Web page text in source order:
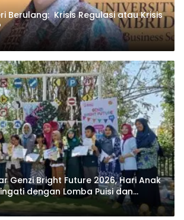
Berulang: Krisis Regulasi atau Krisis
Genzi Bright Future 2026, Hari Anak
dengan Lomba Puisi dan